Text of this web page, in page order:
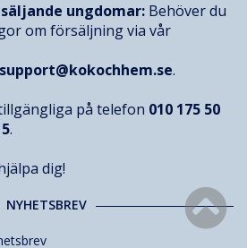
ungdomar: Behöver du
om försäljning via vår
support@kokochhem.se.
på telefon 010 175 50
.
dig!
NYHETSBREV